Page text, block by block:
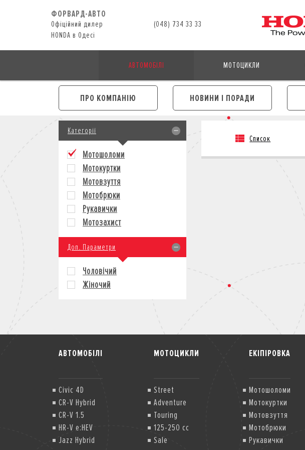
ФОРВАРД-АВТО
Офіційний дилер
HONDA в Одесі
(048) 734 33 33
АВТОМОБІЛІ МОТОЦИКЛИ
ПРО КОМПАНІЮ НОВИНИ І ПОРАДИ
Категорії
Мотошоломи
Мотокуртки
Мотовзуття
Мотобрюки
Рукавички
Мотозахист
Доп. Параметри
Чоловічий
Жіночий
Список
АВТОМОБІЛІ
Civic 4D
CR-V Hybrid
CR-V 1.5
HR-V e:HEV
Jazz Hybrid
МОТОЦИКЛИ
Street
Adventure
Touring
125-250 cc
Sale
ЕКІПІРОВКА
Мотошоломи
Мотокуртки
Мотовзуття
Мотобрюки
Рукавички